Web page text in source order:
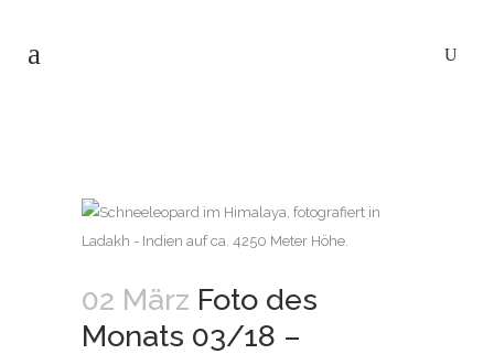
02 März Foto des
Monats 03/18 –